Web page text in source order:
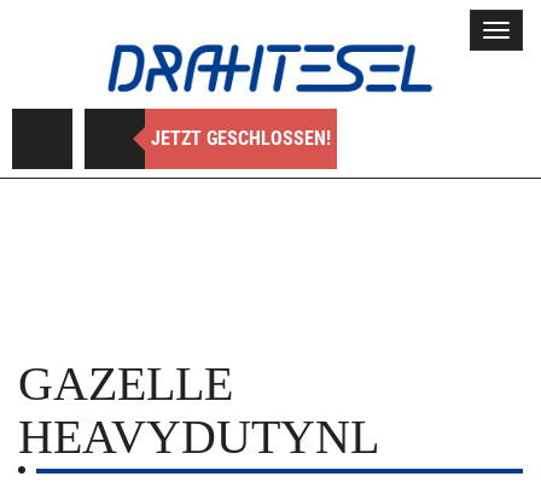
JETZT GESCHLOSSEN!
GAZELLE
HEAVYDUTYNL